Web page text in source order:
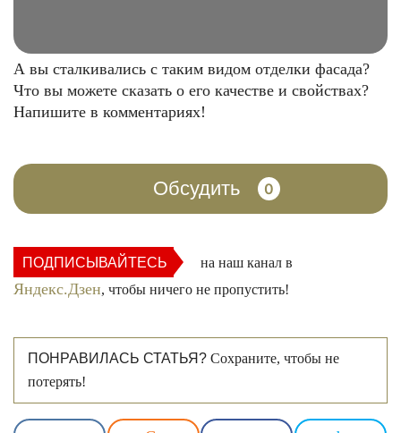
А вы сталкивались с таким видом отделки фасада?
Что вы можете сказать о его качестве и свойствах?
Напишите в комментариях!
Обсудить 0
ПОДПИСЫВАЙТЕСЬ на наш канал в
Яндекс.Дзен, чтобы ничего не пропустить!
ПОНРАВИЛАСЬ СТАТЬЯ? Сохраните, чтобы не
потерять!